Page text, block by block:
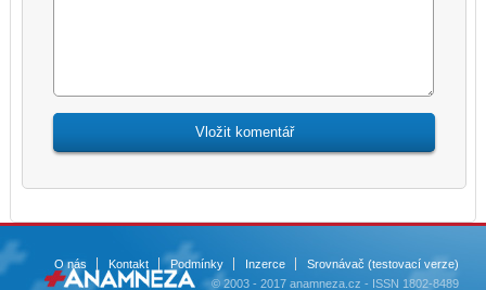
O nás Kontakt Podmínky Inzerce
Srovnávač (testovací verze)
© 2003 - 2017 anamneza.cz - ISSN 1802-8489